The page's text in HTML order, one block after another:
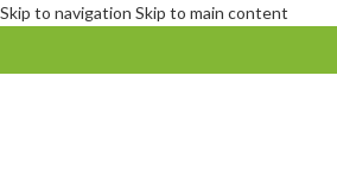
Skip to navigation Skip to main content